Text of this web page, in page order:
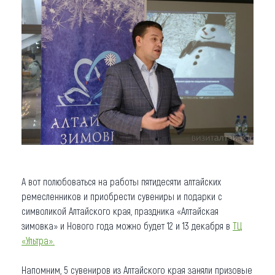
А вот полюбоваться на работы пятидесяти алтайских
ремесленников и приобрести сувениры и подарки с
символикой Алтайского края, праздника «Алтайская
зимовка» и Нового года можно будет 12 и 13 декабря в ТЦ
«Ультра».
Напомним, 5 сувениров из Алтайского края заняли призовые